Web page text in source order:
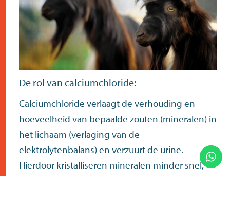
De rol van calciumchloride:
Calciumchloride verlaagt de verhouding en
hoeveelheid van bepaalde zouten (mineralen) in
het lichaam (verlaging van de
elektrolytenbalans) en verzuurt de urine.
Hierdoor kristalliseren mineralen minder snel,